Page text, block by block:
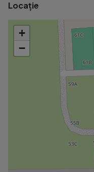
Locație
+
−